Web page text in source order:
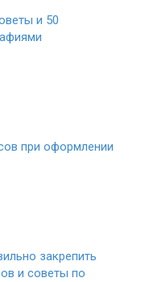
и 50
при оформлении
закрепить
и советы по